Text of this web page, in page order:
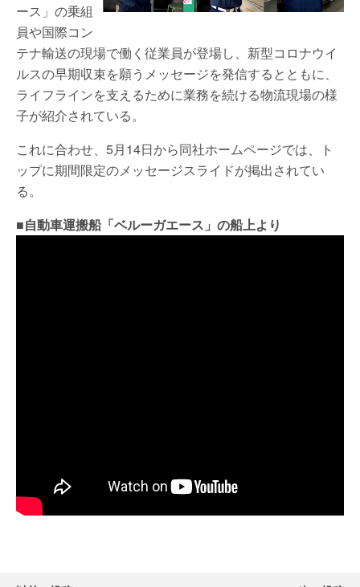
ース」の乗組
員や国際コン
テナ輸送の現場で働く従業員が登場し、新型コロナウイ
ルスの早期収束を願うメッセージを発信するとともに、
ライフラインを支えるために業務を続ける物流現場の様
子が紹介されている。
これに合わせ、5月14日から同社ホームページでは、ト
ップに期間限定のメッセージスライドが掲出されてい
る。
■自動車運搬船「ベルーガエース」の船上より